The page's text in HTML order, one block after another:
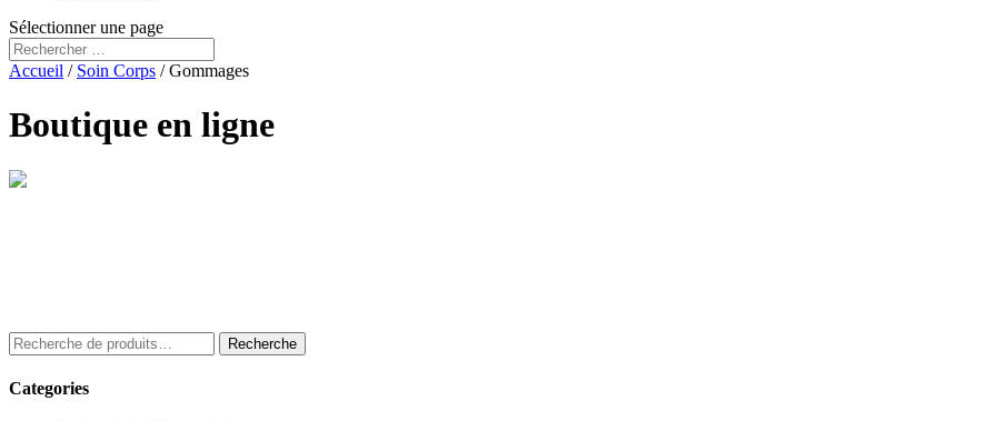
Sélectionner une page
Accueil / Soin Corps /Gommages
Boutique en ligne
Recherche
pour :
Recherche
Categories